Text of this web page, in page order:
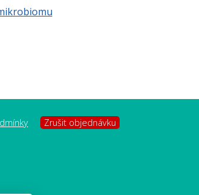
Zrušit objednávku